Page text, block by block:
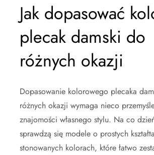
Jak dopasować
plecak damski do
różnych okazji
Dopasowanie kolorowego plecaka
różnych okazji wymaga nieco
znajomości własnego stylu. Na co
sprawdzą się modele o prostych
stonowanych kolorach, które łatwo